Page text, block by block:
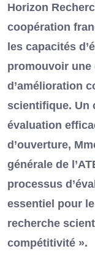
Horizon
coopération
les capacités
promouvoir une
d’amélioration
scientifique. Un
évaluation
d’ouverture,
générale de
processus
essentiel pour
recherche
compétitivité ».